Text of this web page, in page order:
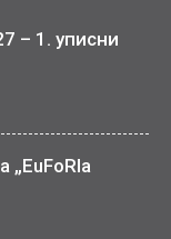
– 1. уписни